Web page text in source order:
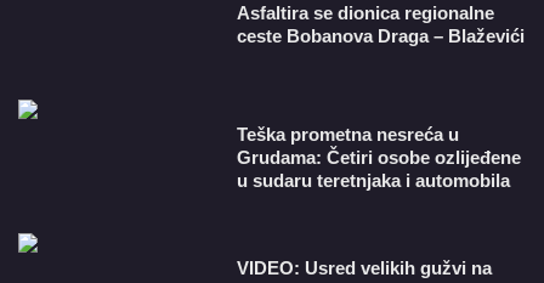
Asfaltira se dionica regionalne
ceste Bobanova Draga – Blaževići
Teška prometna nesreća u
Grudama: Četiri osobe ozlijeđene
u sudaru teretnjaka i automobila
VIDEO: Usred velikih gužvi na